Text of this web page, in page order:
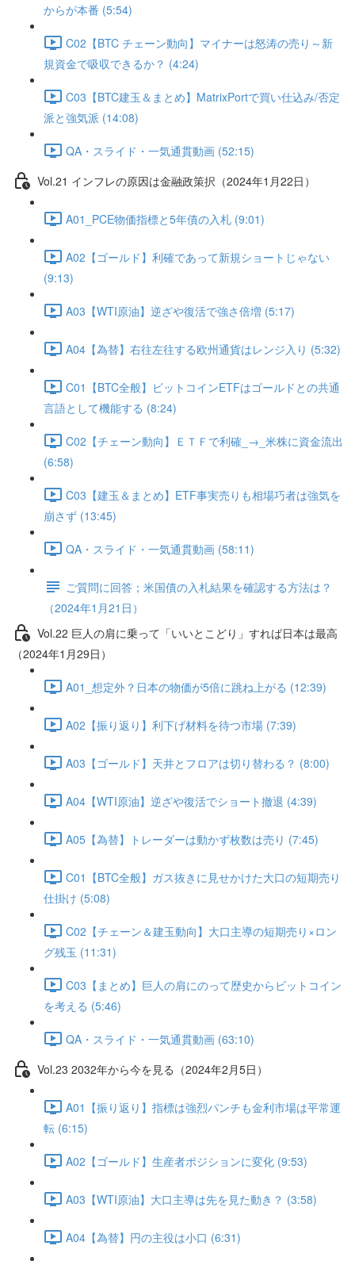
からが本番 (5:54)
C02【BTC チェーン動向】マイナーは怒涛の売り～新
規資金で吸収できるか？ (4:24)
C03【BTC建玉＆まとめ】MatrixPortで買い仕込み/否定
派と強気派 (14:08)
QA・スライド・一気通貫動画 (52:15)
Vol.21 インフレの原因は金融政策択（2024年1月22日）
A01_PCE物価指標と5年債の入札 (9:01)
A02【ゴールド】利確であって新規ショートじゃない
(9:13)
A03【WTI原油】逆ざや復活で強さ倍増 (5:17)
A04【為替】右往左往する欧州通貨はレンジ入り (5:32)
C01【BTC全般】ビットコインETFはゴールドとの共通
言語として機能する (8:24)
C02【チェーン動向】ＥＴＦで利確_→_米株に資金流出
(6:58)
C03【建玉＆まとめ】ETF事実売りも相場巧者は強気を
崩さず (13:45)
QA・スライド・一気通貫動画 (58:11)
ご質問に回答；米国債の入札結果を確認する方法は？
（2024年1月21日）
Vol.22 巨人の肩に乗って「いいとこどり」すれば日本は最高
（2024年1月29日）
A01_想定外？日本の物価が5倍に跳ね上がる (12:39)
A02【振り返り】利下げ材料を待つ市場 (7:39)
A03【ゴールド】天井とフロアは切り替わる？ (8:00)
A04【WTI原油】逆ざや復活でショート撤退 (4:39)
A05【為替】トレーダーは動かず枚数は売り (7:45)
C01【BTC全般】ガス抜きに見せかけた大口の短期売り
仕掛け (5:08)
C02【チェーン＆建玉動向】大口主導の短期売り×ロン
グ残玉 (11:31)
C03【まとめ】巨人の肩にのって歴史からビットコイン
を考える (5:46)
QA・スライド・一気通貫動画 (63:10)
Vol.23 2032年から今を見る（2024年2月5日）
A01【振り返り】指標は強烈パンチも金利市場は平常運
転 (6:15)
A02【ゴールド】生産者ポジションに変化 (9:53)
A03【WTI原油】大口主導は先を見た動き？ (3:58)
A04【為替】円の主役は小口 (6:31)